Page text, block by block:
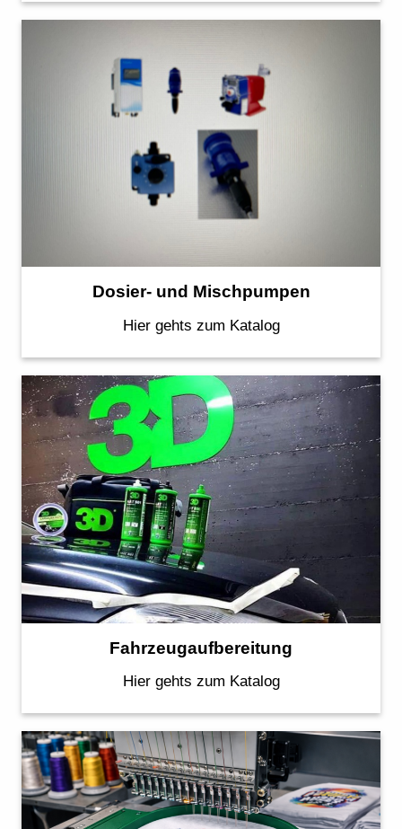
Dosier- und Mischpumpen
Hier gehts zum Katalog
Fahrzeugaufbereitung
Hier gehts zum Katalog